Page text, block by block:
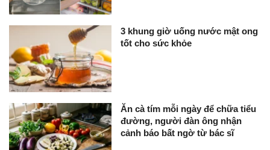
3 khung giờ uống nước mật ong
tốt cho sức khỏe
Ăn cà tím mỗi ngày để chữa tiểu
đường, người đàn ông nhận
cảnh báo bất ngờ từ bác sĩ